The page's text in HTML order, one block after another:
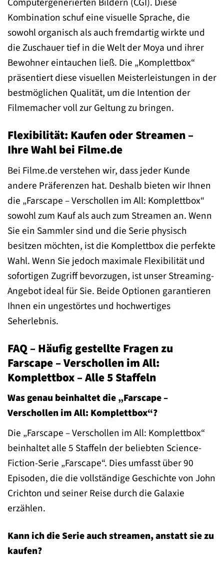
Kombination schuf eine visuelle Sprache, die
sowohl organisch als auch fremdartig wirkte und
die Zuschauer tief in die Welt der Moya und ihrer
Bewohner eintauchen ließ. Die „Komplettbox“
präsentiert diese visuellen Meisterleistungen in der
bestmöglichen Qualität, um die Intention der
Filmemacher voll zur Geltung zu bringen.
Flexibilität: Kaufen oder Streamen –
Ihre Wahl bei Filme.de
Bei Filme.de verstehen wir, dass jeder Kunde
andere Präferenzen hat. Deshalb bieten wir Ihnen
die „Farscape – Verschollen im All: Komplettbox“
sowohl zum Kauf als auch zum Streamen an. Wenn
Sie ein Sammler sind und die Serie physisch
besitzen möchten, ist die Komplettbox die perfekte
Wahl. Wenn Sie jedoch maximale Flexibilität und
sofortigen Zugriff bevorzugen, ist unser Streaming-
Angebot ideal für Sie. Beide Optionen garantieren
Ihnen ein ungestörtes und hochwertiges
Seherlebnis.
FAQ – Häufig gestellte Fragen zu
Farscape – Verschollen im All:
Komplettbox – Alle 5 Staffeln
Was genau beinhaltet die „Farscape –
Verschollen im All: Komplettbox“?
Die „Farscape – Verschollen im All: Komplettbox“
beinhaltet alle 5 Staffeln der beliebten Science-
Fiction-Serie „Farscape“. Dies umfasst über 90
Episoden, die die vollständige Geschichte von John
Crichton und seiner Reise durch die Galaxie
erzählen.
Kann ich die Serie auch streamen, anstatt sie zu
kaufen?